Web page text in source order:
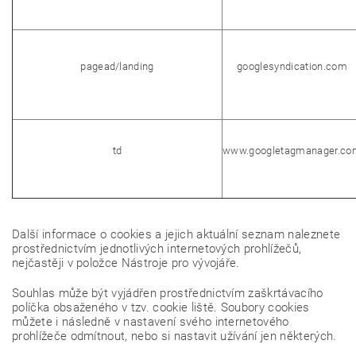
pagead/landing googlesyndication.com
td
Další informace o cookies a jejich aktuální seznam naleznete
prostřednictvím jednotlivých internetových prohlížečů,
nejčastěji v položce Nástroje pro vývojáře.
Souhlas může být vyjádřen prostřednictvím zaškrtávacího
políčka obsaženého v tzv. cookie liště. Soubory cookies
můžete i následně v nastavení svého internetového
prohlížeče odmítnout, nebo si nastavit užívání jen některých.